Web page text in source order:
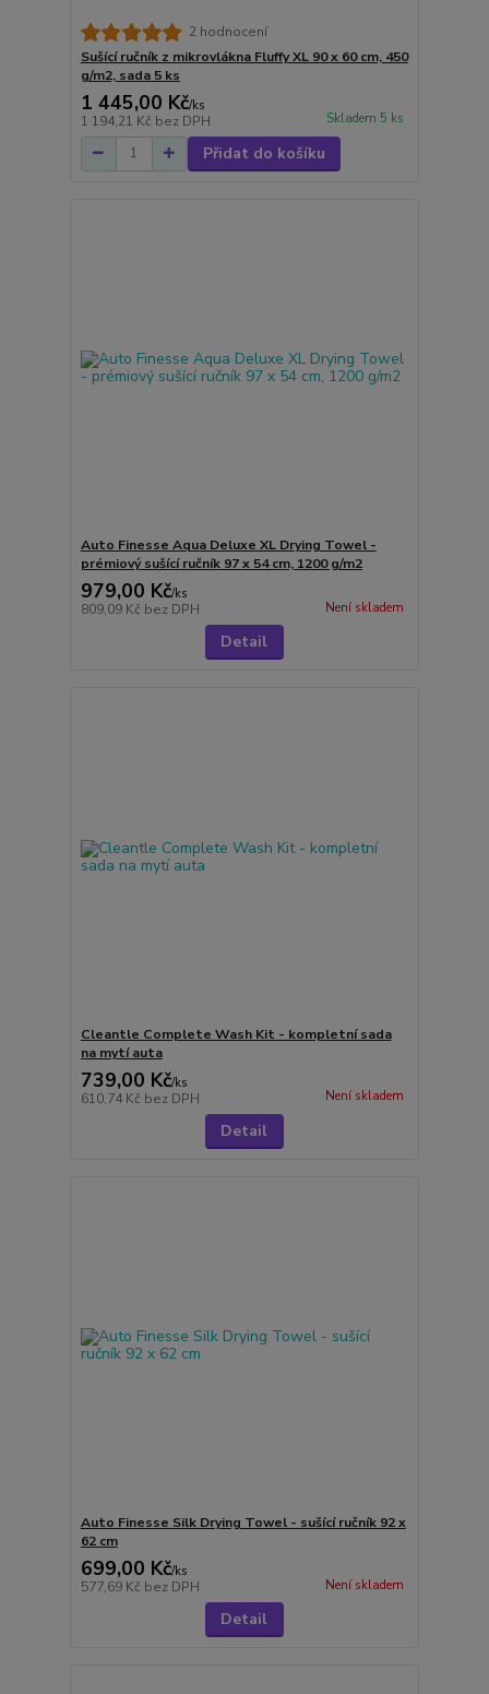
2 hodnocení
Sušící ručník z mikrovlákna Fluffy XL 90 x 60 cm, 450
g/m2, sada 5 ks
1 445,00 Kč/ks
1 194,21 Kč bez DPH Skladem 5 ks
Přidat do košíku
Auto Finesse Aqua Deluxe XL Drying Towel -
prémiový sušící ručník 97 x 54 cm, 1200 g/m2
979,00 Kč/ks
809,09 Kč bez DPH Není skladem
Detail
Cleantle Complete Wash Kit - kompletní sada
na mytí auta
739,00 Kč/ks
610,74 Kč bez DPH Není skladem
Detail
Auto Finesse Silk Drying Towel - sušící ručník 92 x
62 cm
699,00 Kč/ks
577,69 Kč bez DPH Není skladem
Detail